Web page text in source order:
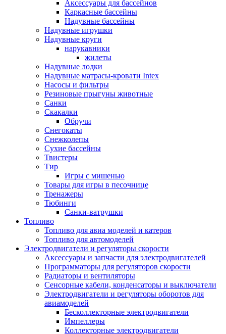
Аксессуары для бассейнов
Каркасные бассейны
Надувные бассейны
Надувные игрушки
Надувные круги
нарукавники
жилеты
Надувные лодки
Надувные матрасы-кровати Intex
Насосы и фильтры
Резиновые прыгуны животные
Санки
Скакалки
Обручи
Снегокаты
Снежколепы
Сухие бассейны
Твистеры
Тир
Игры с мишенью
Товары для игры в песочнице
Тренажеры
Тюбинги
Санки-ватрушки
Топливо
Топливо для авиа моделей и катеров
Топливо для автомоделей
Электродвигатели и регуляторы скорости
Аксессуары и запчасти для электродвигателей
Программаторы для регуляторов скорости
Радиаторы и вентиляторы
Сенсорные кабели, конденсаторы и выключатели
Электродвигатели и регуляторы оборотов для
авиамоделей
Бесколлекторные электродвигатели
Импеллеры
Коллекторные электродвигатели